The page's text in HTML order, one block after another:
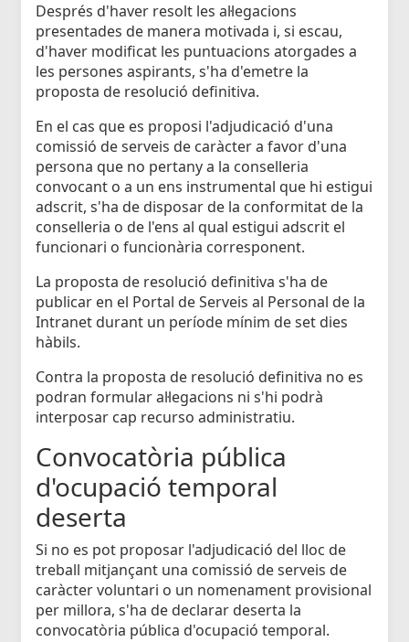
Després d'haver resolt les al·legacions
presentades de manera motivada i, si escau,
d'haver modificat les puntuacions atorgades a
les persones aspirants, s'ha d'emetre la
proposta de resolució definitiva.
En el cas que es proposi l'adjudicació d'una
comissió de serveis de caràcter a favor d'una
persona que no pertany a la conselleria
convocant o a un ens instrumental que hi estigui
adscrit, s'ha de disposar de la conformitat de la
conselleria o de l'ens al qual estigui adscrit el
funcionari o funcionària corresponent.
La proposta de resolució definitiva s'ha de
publicar en el Portal de Serveis al Personal de la
Intranet durant un període mínim de set dies
hàbils.
Contra la proposta de resolució definitiva no es
podran formular al·legacions ni s'hi podrà
interposar cap recurso administratiu.
Convocatòria pública
d'ocupació temporal
deserta
Si no es pot proposar l'adjudicació del lloc de
treball mitjançant una comissió de serveis de
caràcter voluntari o un nomenament provisional
per millora, s'ha de declarar deserta la
convocatòria pública d'ocupació temporal.